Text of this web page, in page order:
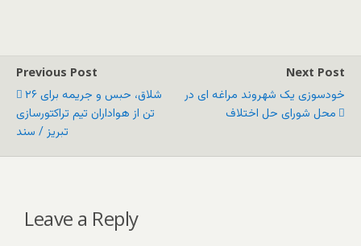
Previous Post
شلاق، حبس و جریمه برای ۲۶
تن از هواداران تیم تراکتورسازی
تبریز / سند
Next Post
خودسوزی یک شهروند مراغه ای در
محل شورای حل اختلاف
Leave a Reply